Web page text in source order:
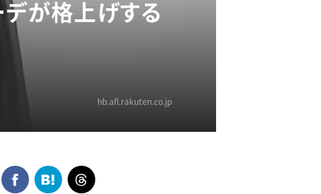
デが格上げする
hb.afl.rakuten.co.jp